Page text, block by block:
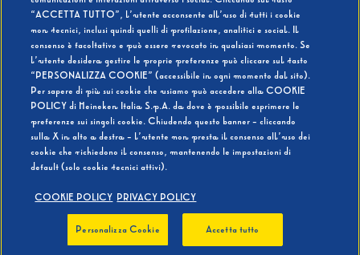
BEVI RESPONSABILMENTE
“ACCETTA TUTTO”, l’utente acconsente all’uso di tutti i cookie
non tecnici, inclusi quindi quelli di profilazione, analitici e social. Il
consenso è facoltativo e può essere revocato in qualsiasi momento. Se
l’utente desidera gestire le proprie preferenze può cliccare sul tasto
“PERSONALIZZA COOKIE” (accessibile in ogni momento dal sito).
Per sapere di più sui cookie che usiamo può accedere alla COOKIE
POLICY di Heineken Italia S.p.A. da dove è possibile esprimere le
preferenze sui singoli cookie. Chiudendo questo banner - cliccando
sulla X in alto a destra - l’utente non presta il consenso all’uso dei
cookie che richiedono il consenso, mantenendo le impostazioni di
default (solo cookie tecnici attivi).
COOKIE POLICY PRIVACY POLICY
Personalizza Cookie Accetta tutto